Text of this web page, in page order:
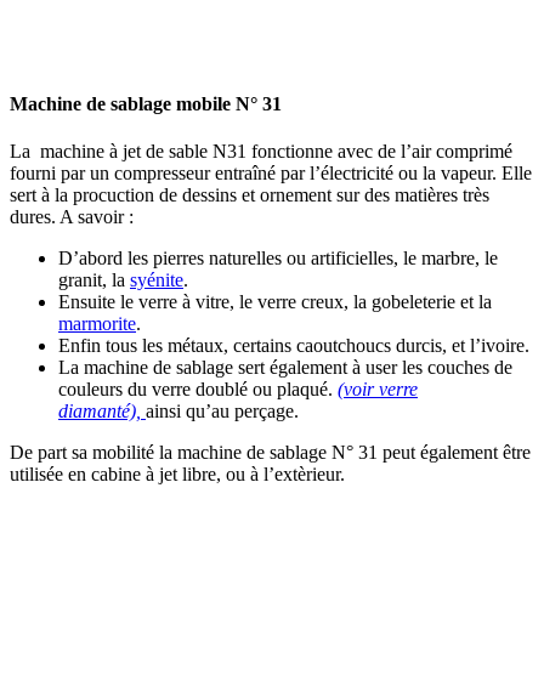
Machine de sablage mobile N° 31
La machine à jet de sable N31 fonctionne avec de l’air comprimé
fourni par un compresseur entraîné par l’électricité ou la vapeur. Elle
sert à la procuction de dessins et ornement sur des matières très
dures. A savoir :
D’abord les pierres naturelles ou artificielles, le marbre, le
granit, la syénite.
Ensuite le verre à vitre, le verre creux, la gobeleterie et la
marmorite.
Enfin tous les métaux, certains caoutchoucs durcis, et l’ivoire.
La machine de sablage sert également à user les couches de
couleurs du verre doublé ou plaqué. (voir verre
diamanté), ainsi qu’au perçage.
De part sa mobilité la machine de sablage N° 31 peut également être
utilisée en cabine à jet libre, ou à l’extèrieur.